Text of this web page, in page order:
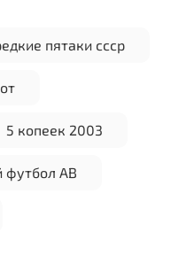
пятаки ссср
5 копеек 2003
футбол АВ